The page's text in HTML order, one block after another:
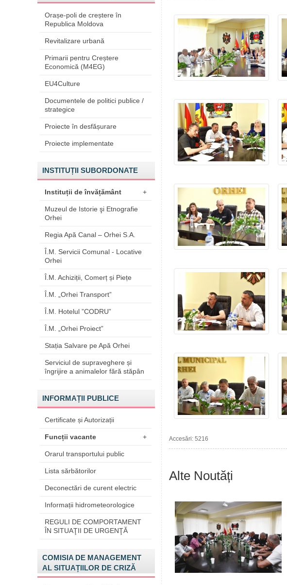
Orașe-poli de creștere în
Republica Moldova
Revitalizare urbană
Primarii pentru Creștere
Economică (M4EG)
EU4Culture
Documentele de politici publice /
strategice
Proiecte în desfășurare
Proiecte implementate
INSTITUȚII SUBORDONATE
Instituții de învățământ +
Muzeul de Istorie şi Etnografie
Orhei
Regia Apă Canal – Orhei S.A.
Î.M. Servicii Comunal - Locative
Orhei
Î.M. Achiziții, Comerț și Piețe
Î.M. „Orhei Transport”
Î.M. Hotelul ”CODRU”
Î.M. „Orhei Proiect”
Stația Salvare pe Apă Orhei
Serviciul de supraveghere și
îngrijire a animalelor fără stăpân
INFORMAȚII PUBLICE
Certificate și Autorizații
Funcții vacante +
Orarul transportului public
Lista sărbătorilor
Deconectări de curent electric
Informații hidrometeorologice
REGULI DE COMPORTAMENT
ÎN SITUAŢII DE URGENŢĂ
COMISIA DE MANAGEMENT
AL SITUAȚIILOR DE CRIZĂ
Accesări: 5216
Alte Noutăți